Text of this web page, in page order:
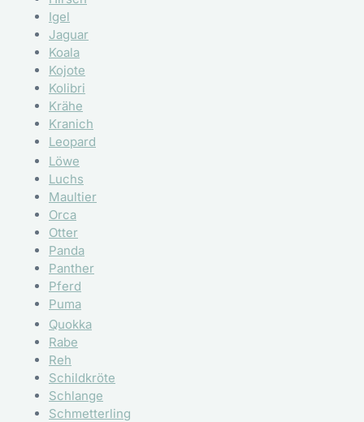
Igel
Jaguar
Koala
Kojote
Kolibri
Krähe
Kranich
Leopard
Löwe
Luchs
Maultier
Orca
Otter
Panda
Panther
Pferd
Puma
Quokka
Rabe
Reh
Schildkröte
Schlange
Schmetterling